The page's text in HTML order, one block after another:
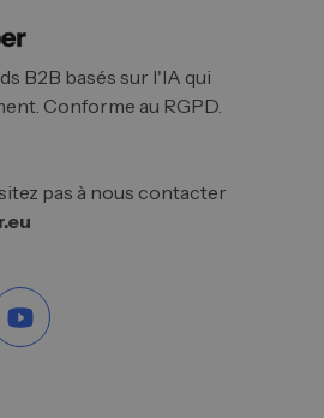
B2B basés sur l'IA qui
Conforme au RGPD.
pas à nous contacter